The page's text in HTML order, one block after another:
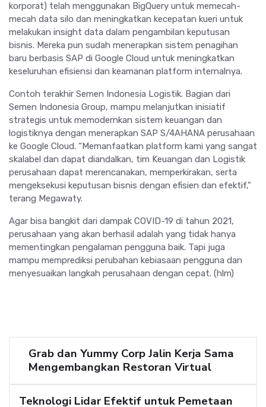
korporat) telah menggunakan BigQuery untuk memecah-
mecah data silo dan meningkatkan kecepatan kueri untuk
melakukan insight data dalam pengambilan keputusan
bisnis. Mereka pun sudah menerapkan sistem penagihan
baru berbasis SAP di Google Cloud untuk meningkatkan
keseluruhan efisiensi dan keamanan platform internalnya.
Contoh terakhir Semen Indonesia Logistik. Bagian dari
Semen Indonesia Group, mampu melanjutkan inisiatif
strategis untuk memodernkan sistem keuangan dan
logistiknya dengan menerapkan SAP S/4AHANA perusahaan
ke Google Cloud. “Memanfaatkan platform kami yang sangat
skalabel dan dapat diandalkan, tim Keuangan dan Logistik
perusahaan dapat merencanakan, memperkirakan, serta
mengeksekusi keputusan bisnis dengan efisien dan efektif,”
terang Megawaty.
Agar bisa bangkit dari dampak COVID-19 di tahun 2021,
perusahaan yang akan berhasil adalah yang tidak hanya
mementingkan pengalaman pengguna baik. Tapi juga
mampu memprediksi perubahan kebiasaan pengguna dan
menyesuaikan langkah perusahaan dengan cepat. (hlm)
Grab dan Yummy Corp Jalin Kerja Sama
Mengembangkan Restoran Virtual
Teknologi Lidar Efektif untuk Pemetaan